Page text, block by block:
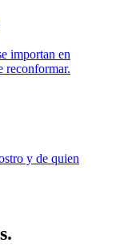
importan en
reconformar.
y de quien